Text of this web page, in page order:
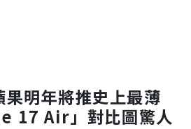
明年將推史上最薄
17 Air」對比圖驚人